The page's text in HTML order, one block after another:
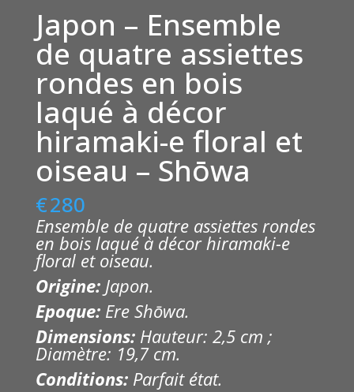
Japon – Ensemble
de quatre assiettes
rondes en bois
laqué à décor
hiramaki-e floral et
oiseau – Shōwa
€280
Ensemble de quatre assiettes rondes
en bois laqué à décor hiramaki-e
floral et oiseau.
Origine:Japon.
Epoque:Ere Shōwa.
Dimensions:Hauteur: 2,5 cm ;
Diamètre: 19,7 cm.
Conditions:Parfait état.